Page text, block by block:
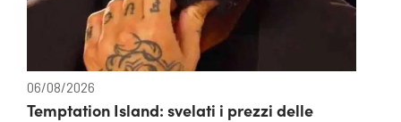
06/08/2026
Temptation Island: svelati i prezzi delle